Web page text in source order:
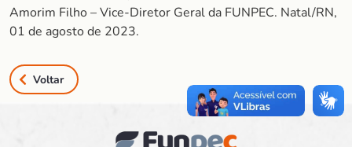
Amorim Filho – Vice-Diretor Geral da FUNPEC. Natal/RN,
01 de agosto de 2023.
Voltar